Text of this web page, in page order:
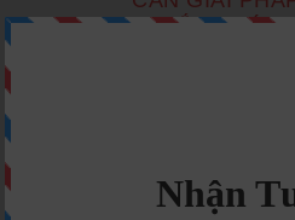
LẮP GHÉP